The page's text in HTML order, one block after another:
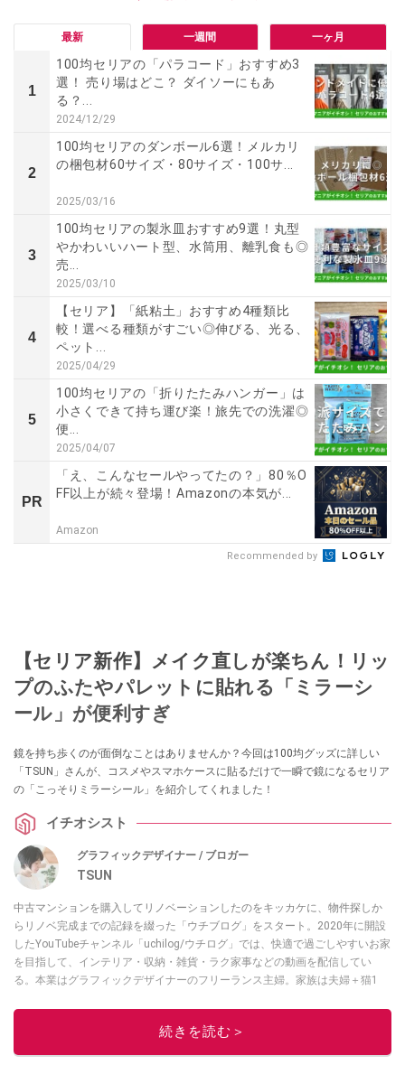
最新 一週間 一ヶ月
1
100均セリアの「パラコード」おすすめ3
選！ 売り場はどこ？ ダイソーにもあ
る？...
2024/12/29
2
100均セリアのダンボール6選！メルカリ
の梱包材60サイズ・80サイズ・100サ...
2025/03/16
3
100均セリアの製氷皿おすすめ9選！丸型
やかわいいハート型、水筒用、離乳食も◎
売...
2025/03/10
4
【セリア】「紙粘土」おすすめ4種類比
較！選べる種類がすごい◎伸びる、光る、
ペット...
2025/04/29
5
100均セリアの「折りたたみハンガー」は
小さくできて持ち運び楽！旅先での洗濯◎
便...
2025/04/07
PR
「え、こんなセールやってたの？」80％O
FF以上が続々登場！Amazonの本気が...
Amazon
Recommended by
【セリア新作】メイク直しが楽ちん！リッ
プのふたやパレットに貼れる「ミラーシ
ール」が便利すぎ
鏡を持ち歩くのが面倒なことはありませんか？今回は100均グッズに詳しい
「TSUN」さんが、コスメやスマホケースに貼るだけで一瞬で鏡になるセリア
の「こっそりミラーシール」を紹介してくれました！
イチオシスト
グラフィックデザイナー / ブロガー
TSUN
中古マンションを購入してリノベーションしたのをキッカケに、物件探しか
らリノベ完成までの記録を綴った「ウチブログ」をスタート。2020年に開設
したYouTubeチャンネル「uchilog/ウチログ」では、快適で過ごしやすいお家
を目指して、インテリア・収納・雑貨・ラク家事などの動画を配信してい
る。本業はグラフィックデザイナーのフリーランス主婦。家族は夫婦＋猫1
ノベ人気事例1位
続きを読む＞